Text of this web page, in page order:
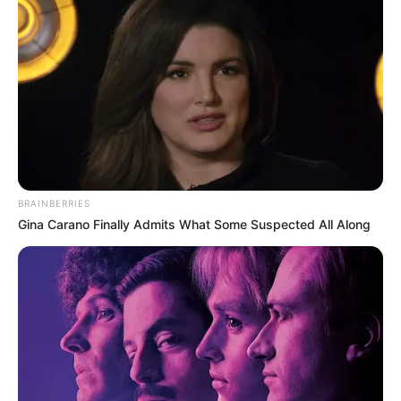
logiciel intégré ou la meilleure version Spot du
Web , les deux systèmes sont basés sur les meilleurs
pronostics de la presse du PMU PLAY.
personnalisables
avec une option mixte pour
maximiser vos chances de gagner.
✍
QUINTÉ PRIX EVA le Pronostic de
la presse PMU de Bilto, Paris-
BRAINBERRIES
Gina Carano Finally Admits What Some Suspected All Along